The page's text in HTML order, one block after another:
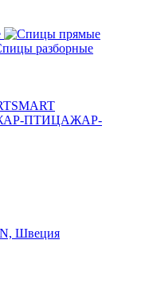
разборные
SMART
ЖАР-
Швеция